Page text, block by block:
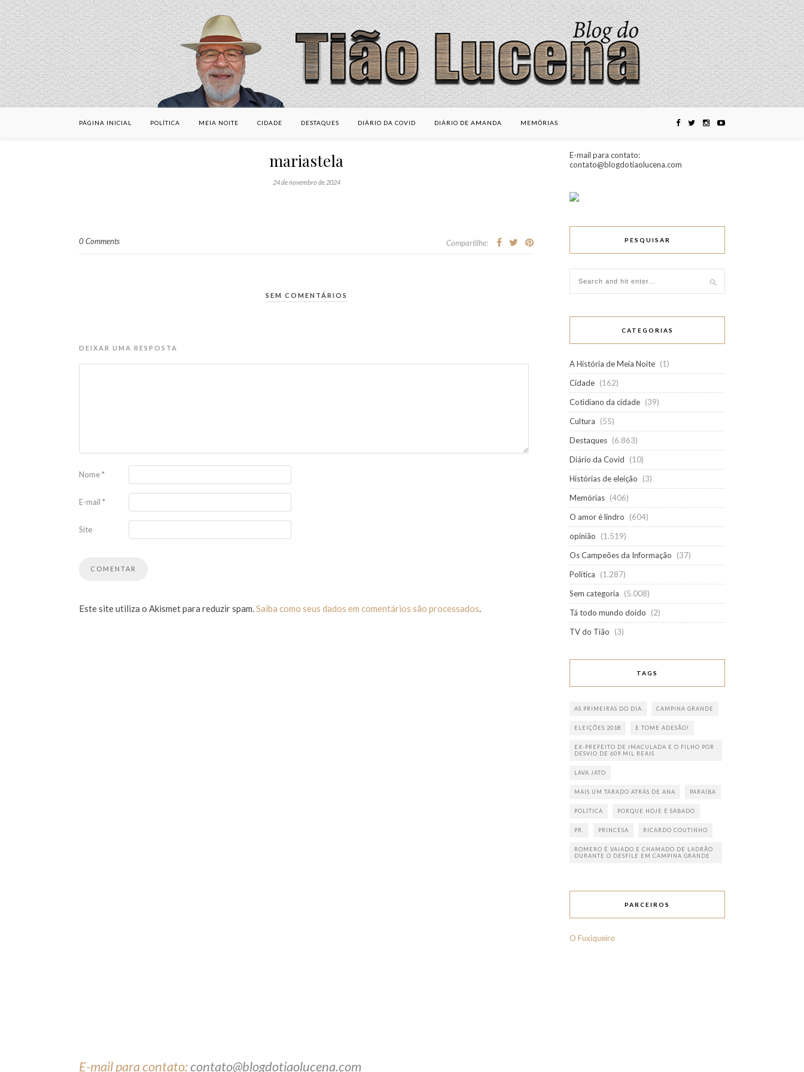
PÁGINA INICIAL POLÍTICA MEIA NOITE CIDADE DESTAQUES DIÁRIO DA COVID DIÁRIO DE AMANDA MEMÓRIAS
mariastela
24 de novembro de 2024
0 Comments Compartilhe:
SEM COMENTÁRIOS
DEIXAR UMA RESPOSTA
Nome*
E-mail *
Site
Este site utiliza o Akismet para reduzir spam.Saiba como seus dados em comentários são processados.
E-mail para contato:
contato@blogdotiaolucena.com
PESQUISAR
CATEGORIAS
A História de Meia Noite (1)
Cidade (162)
Cotidiano da cidade (39)
Cultura
(55)
Destaques (6.863)
Diário da Covid
(10)
Histórias de eleição
(3)
Memórias (406)
O amor é lindro
(604)
opinião
(1.519)
Os Campeões da Informação
(37)
Política
(1.287)
Sem categoria
(5.008)
Tá todo mundo doido
(2)
TV do Tião
(3)
TAGS
AS PRIMEIRAS DO DIA CAMPINA GRANDE
ELEIÇÕES 2018 E TOME ADESÃO!
EX-PREFEITO DE IMACULADA E O FILHO POR
DESVIO DE 609 MIL REAIS
LAVA JATO
MAIS UM TARADO ATRÁS DE ANA PARAÍBA
POLÍTICA PORQUE HOJE É SÁBADO
PR. PRINCESA RICARDO COUTINHO
ROMERO É VAIADO E CHAMADO DE LADRÃO
DURANTE O DESFILE EM CAMPINA GRANDE
PARCEIROS
O Fuxiqueiro
E-mail para contato:contato@blogdotiaolucena.com